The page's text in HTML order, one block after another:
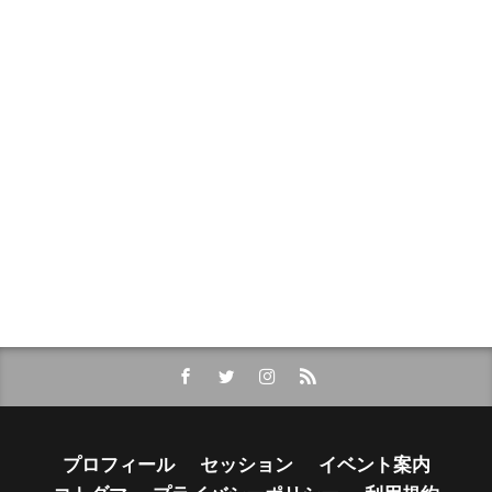
プロフィール セッション
イベント案内